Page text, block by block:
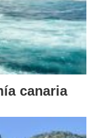
canaria